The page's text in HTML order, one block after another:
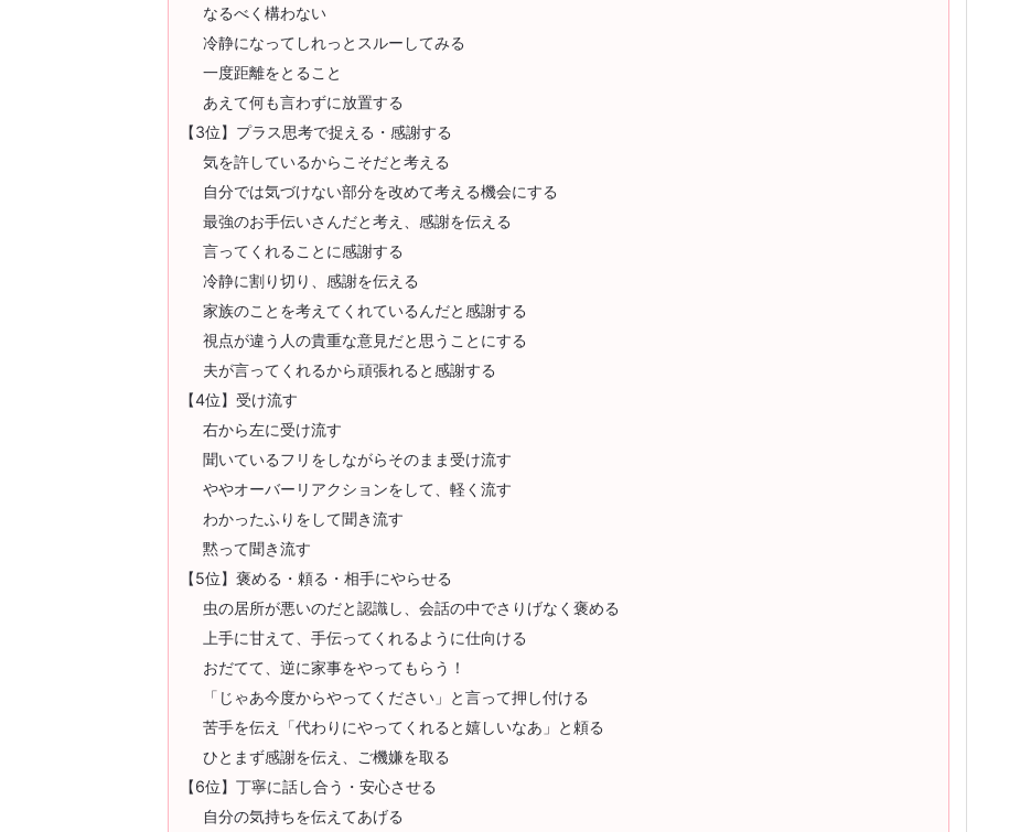
なるべく構わない
冷静になってしれっとスルーしてみる
一度距離をとること
あえて何も言わずに放置する
【3位】プラス思考で捉える・感謝する
気を許しているからこそだと考える
自分では気づけない部分を改めて考える機会にする
最強のお手伝いさんだと考え、感謝を伝える
言ってくれることに感謝する
冷静に割り切り、感謝を伝える
家族のことを考えてくれているんだと感謝する
視点が違う人の貴重な意見だと思うことにする
夫が言ってくれるから頑張れると感謝する
【4位】受け流す
右から左に受け流す
聞いているフリをしながらそのまま受け流す
ややオーバーリアクションをして、軽く流す
わかったふりをして聞き流す
黙って聞き流す
【5位】褒める・頼る・相手にやらせる
虫の居所が悪いのだと認識し、会話の中でさりげなく褒める
上手に甘えて、手伝ってくれるように仕向ける
おだてて、逆に家事をやってもらう！
「じゃあ今度からやってください」と言って押し付ける
苦手を伝え「代わりにやってくれると嬉しいなあ」と頼る
ひとまず感謝を伝え、ご機嫌を取る
【6位】丁寧に話し合う・安心させる
自分の気持ちを伝えてあげる